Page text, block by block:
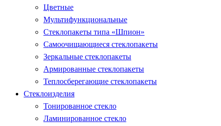
Цветные
Мультифункциональные
Стеклопакеты типа «Шпион»
Самоочищающиеся стеклопакеты
Зеркальные стеклопакеты
Армированные стеклопакеты
Теплосберегающие стеклопакеты
Стеклоизделия
Тонированное стекло
Ламинированное стекло